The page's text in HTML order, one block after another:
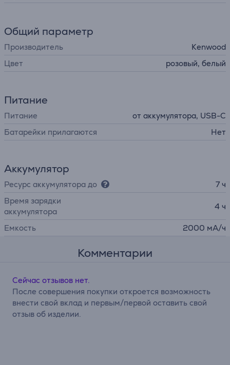
Общий параметр
Производитель
Kenwood
Цвет
розовый, белый
Питание
Питание
от аккумулятора, USB-C
Батарейки прилагаются
Нет
Аккумулятор
Ресурс аккумулятора до
7 ч
Время зарядки
аккумулятора
4 ч
Емкость 2000 мА/ч
Комментарии
Сейчас отзывов нет.
После совершения покупки откроется возможность
внести свой вклад и первым/первой оставить свой
отзыв об изделии.